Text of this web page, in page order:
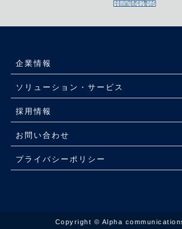
企業情報
ソリューション・サービス
採用情報
お問い合わせ
プライバシーポリシー
Copyright © Alpha